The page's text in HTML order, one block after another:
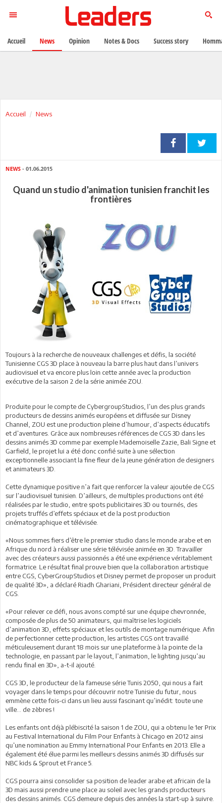
Accueil News
NEWS - 01.06.2015
Quand un studio d'animation tunisien franchit les
frontières
Toujours à la recherche de nouveaux challenges et défis, la société
Tunisienne CGS 3D place à nouveau la barre plus haut dans l’univers
audiovisuel et va encore plus loin cette année avec la production
exécutive de la saison 2 de la série animée ZOU.
Produite pour le compte de CybergroupStudios, l’un des plus grands
producteurs de dessins animés européens et diffusée sur Disney
Channel, ZOU est une production pleine d’humour, d’aspects éducatifs
et d’aventures. Grâce aux nombreuses références de CGS 3D dans les
dessins animés 3D comme par exemple Mademoiselle Zazie, Bali Signe et
Garfield, le projet lui a été donc confié suite à une sélection
exceptionnelle associant la fine fleur de la jeune génération de designers
et animateurs 3D.
Cette dynamique positive n’a fait que renforcer la valeur ajoutée de CGS
sur l’audiovisuel tunisien. D’ailleurs, de multiples productions ont été
réalisées par le studio, entre spots publicitaires 3D ou tournés, des
projets truffés d’effets spéciaux et de la post production
cinématographique et télévisée.
«Nous sommes fiers d’être le premier studio dans le monde arabe et en
Afrique du nord à réaliser une série télévisée animée en 3D. Travailler
avec des créateurs aussi passionnés a été une expérience véritablement
formatrice. Le résultat final prouve bien que la collaboration artistique
entre CGS, CyberGroupStudios et Disney permet de proposer un produit
de qualité 3D», a déclaré Riadh Ghariani, Président directeur général de
CGS.
«Pour relever ce défi, nous avons compté sur une équipe chevronnée,
composée de plus de 50 animateurs, qui maîtrise les logiciels
d’animation 3D, effets spéciaux et les outils de montage numérique. Afin
de perfectionner cette production, les artistes CGS ont travaillé
méticuleusement durant 18 mois sur une plateforme à la pointe de la
technologie, en passant par le layout, l’animation, le lighting jusqu’au
rendu final en 3D», a-t-il ajouté.
CGS 3D, le producteur de la fameuse série Tunis 2050, qui nous a fait
voyager dans le temps pour découvrir notre Tunisie du futur, nous
emmène cette fois-ci dans un lieu aussi fascinant qu’inédit: toute une
ville... de zèbres !
Les enfants ont déjà plébiscité la saison 1 de ZOU, qui a obtenu le 1er Prix
au Festival International du Film Pour Enfants à Chicago en 2012 ainsi
qu’une nomination au Emmy International Pour Enfants en 2013. Elle a
également été élue parmi les meilleurs dessins animés 3D diffusés sur
NBC kids & Sprout et France 5.
CGS pourra ainsi consolider sa position de leader arabe et africain de la
3D mais aussi prendre une place au soleil avec les grands producteurs
des dessins animés. CGS demeure depuis des années la start-up à suivre.
Accueil News Opinion Notes & Docs Success story